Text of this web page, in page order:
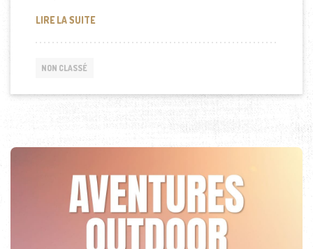
LIRE LA SUITEL’AGACEMENT DANS LE COUPLE
NON CLASSÉ